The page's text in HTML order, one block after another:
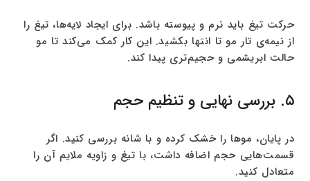
حرکت تیغ باید نرم و پیوسته باشد. برای ایجاد لایه‌ها، تیغ را
از نیمه‌ی تار مو تا انتها بکشید. این کار کمک می‌کند تا مو
حالت ابریشمی و حجیم‌تری پیدا کند.
۵. بررسی نهایی و تنظیم حجم
در پایان، موها را خشک کرده و با شانه بررسی کنید. اگر
قسمت‌هایی حجم اضافه داشت، با تیغ و زاویه ملایم آن را
متعادل کنید.